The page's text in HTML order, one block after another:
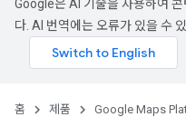
Google은 AI 기술을 사용하여
다. AI 번역에는 오류가 있을 수
홈 제품 Google Maps